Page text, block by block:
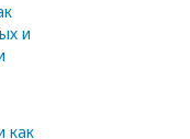
и
как